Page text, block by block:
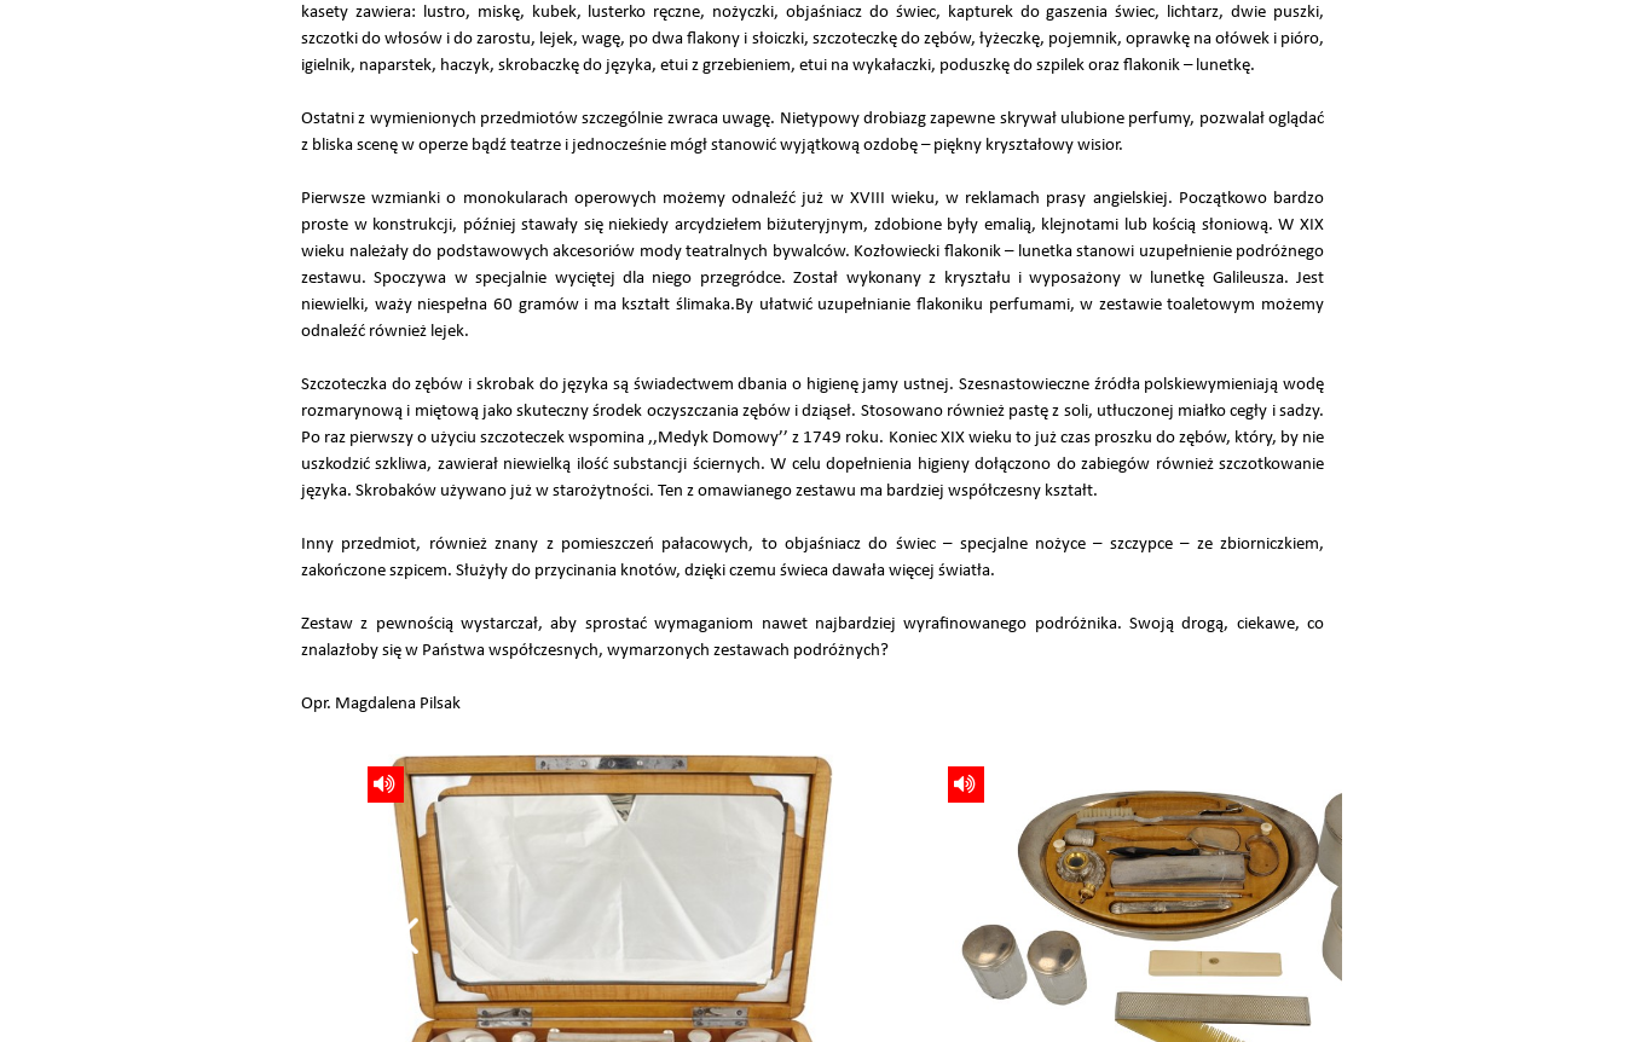
kasety zawiera: lustro, miskę, kubek, lusterko ręczne, nożyczki, objaśniacz do świec, kapturek do gaszenia świec, lichtarz, dwie puszki,
szczotki do włosów i do zarostu, lejek, wagę, po dwa flakony i słoiczki, szczoteczkę do zębów, łyżeczkę, pojemnik, oprawkę na ołówek i pióro,
igielnik, naparstek, haczyk, skrobaczkę do języka, etui z grzebieniem, etui na wykałaczki, poduszkę do szpilek oraz flakonik – lunetkę.
Ostatni z wymienionych przedmiotów szczególnie zwraca uwagę. Nietypowy drobiazg zapewne skrywał ulubione perfumy, pozwalał oglądać
z bliska scenę w operze bądź teatrze i jednocześnie mógł stanowić wyjątkową ozdobę – piękny kryształowy wisior.
Pierwsze wzmianki o monokularach operowych możemy odnaleźć już w XVIII wieku, w reklamach prasy angielskiej. Początkowo bardzo
proste w konstrukcji, później stawały się niekiedy arcydziełem biżuteryjnym, zdobione były emalią, klejnotami lub kością słoniową. W XIX
wieku należały do podstawowych akcesoriów mody teatralnych bywalców. Kozłowiecki flakonik – lunetka stanowi uzupełnienie podróżnego
zestawu. Spoczywa w specjalnie wyciętej dla niego przegródce. Został wykonany z kryształu i wyposażony w lunetkę Galileusza. Jest
niewielki, waży niespełna 60 gramów i ma kształt ślimaka.By ułatwić uzupełnianie flakoniku perfumami, w zestawie toaletowym możemy
odnaleźć również lejek.
Szczoteczka do zębów i skrobak do języka są świadectwem dbania o higienę jamy ustnej. Szesnastowieczne źródła polskiewymieniają wodę
rozmarynową i miętową jako skuteczny środek oczyszczania zębów i dziąseł. Stosowano również pastę z soli, utłuczonej miałko cegły i sadzy.
Po raz pierwszy o użyciu szczoteczek wspomina ,,Medyk Domowy’’ z 1749 roku. Koniec XIX wieku to już czas proszku do zębów, który, by nie
uszkodzić szkliwa, zawierał niewielką ilość substancji ściernych. W celu dopełnienia higieny dołączono do zabiegów również szczotkowanie
języka. Skrobaków używano już w starożytności. Ten z omawianego zestawu ma bardziej współczesny kształt.
Inny przedmiot, również znany z pomieszczeń pałacowych, to objaśniacz do świec – specjalne nożyce – szczypce – ze zbiorniczkiem,
zakończone szpicem. Służyły do przycinania knotów, dzięki czemu świeca dawała więcej światła.
Zestaw z pewnością wystarczał, aby sprostać wymaganiom nawet najbardziej wyrafinowanego podróżnika. Swoją drogą, ciekawe, co
znalazłoby się w Państwa współczesnych, wymarzonych zestawach podróżnych?
Opr. Magdalena Pilsak